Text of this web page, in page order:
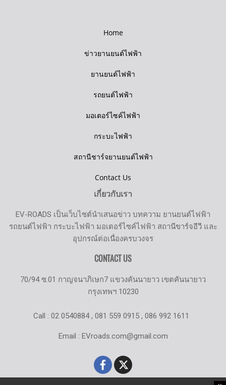
Home
ข่าวยานยนต์ไฟฟ้า
ยานยนต์ไฟฟ้า
รถยนต์ไฟฟ้า
มอเตอร์ไซค์ไฟฟ้า
กระบะไฟฟ้า
สถานีชาร์จยานยนต์ไฟฟ้า
Contact Us
เกี่ยวกับเรา
EV-ROADS เป็นเว็บไซต์นำเสนอข่าว บทความ ยานยนต์ไฟฟ้า
รถยนต์ไฟฟ้า กระบะไฟฟ้า มอเตอร์ไซค์ไฟฟ้า สถานีขาร์จอีวี และ
อุปกรณ์ต่อเนื่องครบวงจร
CONTACT US
70/94 ซ.01 กาญจนาภิเษก7 แขวงคันนายาว เขตคันนายาว
กรุงเทพฯ 10230
Call : 02 0540884 , 081 559 0915 , 086 992 1611
Email : EVroads.com@gmail.com